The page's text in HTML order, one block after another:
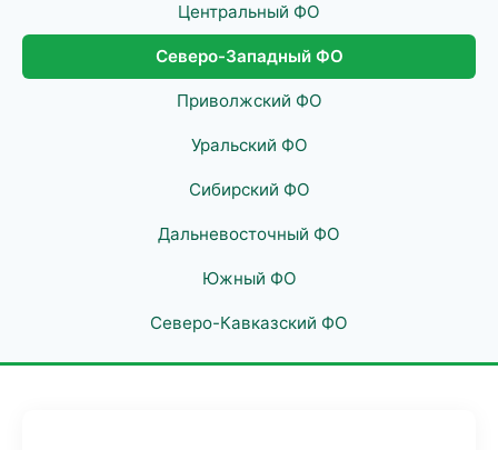
Центральный ФО
Северо-Западный ФО
Приволжский ФО
Уральский ФО
Сибирский ФО
Дальневосточный ФО
Южный ФО
Северо-Кавказский ФО